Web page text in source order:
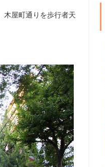
木屋町通りを歩行者天